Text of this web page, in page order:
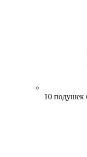
10 подушек